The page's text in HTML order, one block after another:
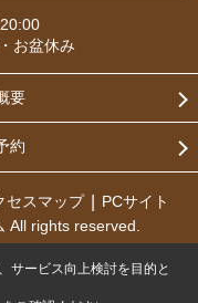
お盆休み
要
約
セスマップ
PCサイト
All rights reserved.
サービス向上検討を目的と